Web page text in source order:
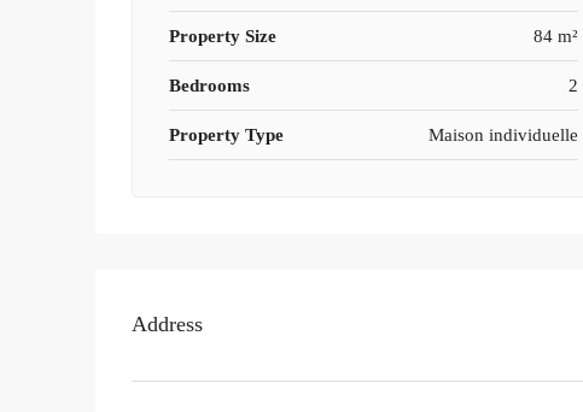
Property Size 84 m²
Bedrooms 2
Property Type Maison individuelle
Address